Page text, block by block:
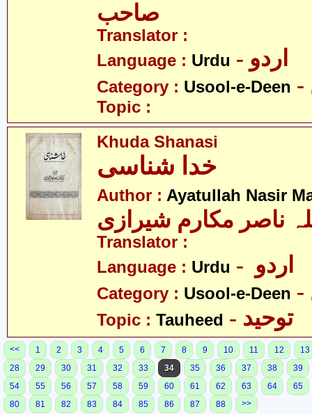
صاحب
Translator :
Language : Urdu - اردو
Category : Usool-e-Deen
Topic :
Khuda Shanasi
Author : Ayatullah Nasir
ناصر مکارم شیرازی
Translator :
Language : Urdu
Category : Usool-e-Deen
Topic : Tauheed - توحید
<< 1 2 3 4 5 6 7 8 9 10 11 12
13
28
29 30 31 32 33 34 35 36 37 38
39
54
55 56 57 58 59 60 61 62 63 64
65
80
81 82 83 84 85 86 87 88 >>